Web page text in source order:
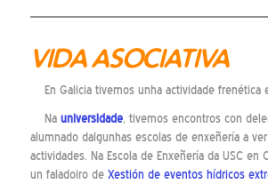
VIDA ASOCIATIVA
En Galicia tivemos unha actividade frenética
Na universidade, tivemos encontros con
alumnado dalgunhas escolas de enxeñería a
actividades. Na Escola de Enxeñería da USC en
un faladoiro deXestión de eventos hídricos